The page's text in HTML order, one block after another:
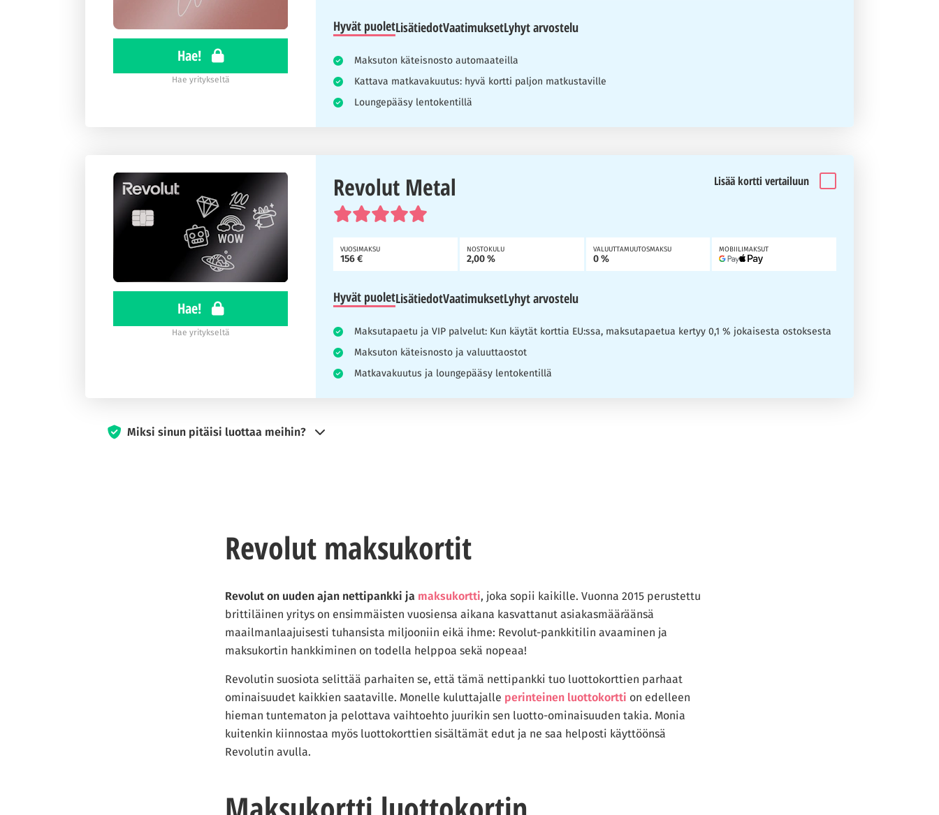
Hae!
Hae yritykseltä
Hyvät puoletLisätiedotVaatimuksetLyhyt arvostelu
Maksuton käteisnosto automaateilla
Kattava matkavakuutus: hyvä kortti paljon matkustaville
Loungepääsy lentokentillä
Hae!
Hae yritykseltä
Revolut Metal Lisää kortti vertailuun
VUOSIMAKSU
156 €
NOSTOKULU
2,00 %
VALUUTTAMUUTOSMAKSU
0 %
MOBIILIMAKSUT
Hyvät puoletLisätiedotVaatimuksetLyhyt arvostelu
Maksutapaetu ja VIP palvelut: Kun käytät korttia EU:ssa, maksutapaetua kertyy 0,1 % jokaisesta ostoksesta
Maksuton käteisnosto ja valuuttaostot
Matkavakuutus ja loungepääsy lentokentillä
Miksi sinun pitäisi luottaa meihin?
juuri sinun taloudelliseen tilanteeseesi.Revolut maksukortit
Revolut on uuden ajan nettipankki ja maksukortti, joka sopii kaikille. Vuonna 2015 perustettu
brittiläinen yritys on ensimmäisten vuosiensa aikana kasvattanut asiakasmääräänsä
maailmanlaajuisesti tuhansista miljooniin eikä ihme: Revolut-pankkitilin avaaminen ja
maksukortin hankkiminen on todella helppoa sekä nopeaa!
Revolutin suosiota selittää parhaiten se, että tämä nettipankki tuo luottokorttien parhaat
ominaisuudet kaikkien saataville. Monelle kuluttajalle perinteinen luottokortti on edelleen
hieman tuntematon ja pelottava vaihtoehto juurikin sen luotto-ominaisuuden takia. Monia
kuitenkin kiinnostaa myös luottokorttien sisältämät edut ja ne saa helposti käyttöönsä
Revolutin avulla.